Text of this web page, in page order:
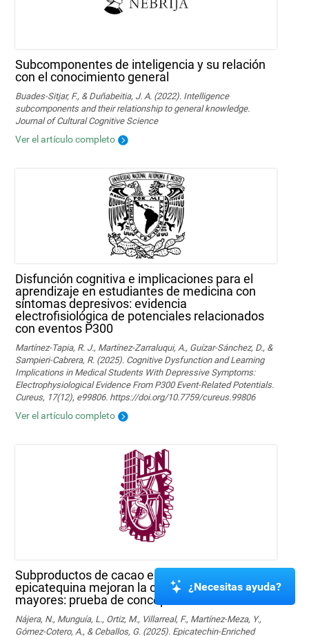
Subcomponentes de inteligencia y su relación
con el conocimiento general
Buades-Sitjar, F., & Duñabeitia, J. A. (2022). Intelligence
subcomponents and their relationship to general knowledge.
Journal of Cultural Cognitive Science
Ver el artículo completo
Disfunción cognitiva e implicaciones para el
aprendizaje en estudiantes de medicina con
síntomas depresivos: evidencia
electrofisiológica de potenciales relacionados
con eventos P300
Martínez-Tapia, R. J., Martínez-Zarraluqui, A., Guízar-Sánchez, D., &
Sampieri-Cabrera, R. (2025). Cognitive Dysfunction and Learning
Implications in Medical Students With Depressive Symptoms:
Electrophysiological Evidence From P300 Event-Related Potentials.
Cureus, 17(12), e99806. https://doi.org/10.7759/cureus.99806
Ver el artículo completo
Subproductos de cacao enriquecidos con
epicatequina mejoran la cognición en sujetos
mayores: prueba de concepto
Nájera, N., Munguía, L., Ortiz, M., Villarreal, F., Martínez-Meza, Y.,
Gómez-Cotero, A., & Ceballos, G. (2025). Epicatechin-Enriched
¿Necesitas ayuda?